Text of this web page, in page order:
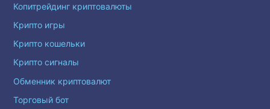
Копитрейдинг криптовалюты
Крипто игры
Крипто кошельки
Крипто сигналы
Обменник криптовалют
Торговый бот